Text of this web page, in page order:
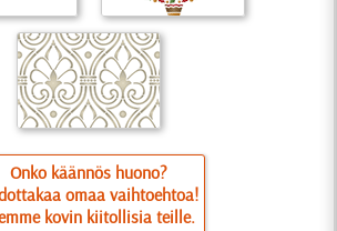
Onko käännös huono?
omaa vaihtoehtoa!
kovin kiitollisia teille.